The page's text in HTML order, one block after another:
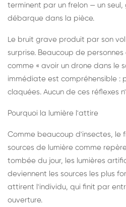
terminent par un frelon — un
débarque dans la pièce.
Le bruit grave produit par son
surprise. Beaucoup de
comme « avoir un drone dans le
immédiate est compréhensible :
claquées. Aucun de ces réflexes
Pourquoi la lumière l'attire
Comme beaucoup d'insectes, le
sources de lumière comme
tombée du jour, les lumières
deviennent les sources les plus
attirent l'individu, qui finit par
ouverture.